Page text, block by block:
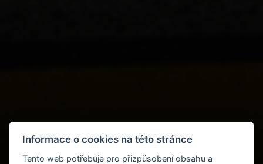
Informace o cookies na této stránce
Tento web potřebuje pro přizpůsobení obsahu a